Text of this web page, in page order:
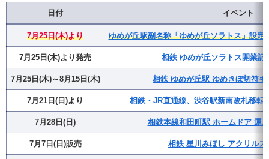
日付 イベント
7月25日(木)より ゆめが丘駅副名称「ゆめが丘ソラトス」設定
7月25日(木)より発売 相鉄 ゆめが丘ソラトス開業記
7月25日(木)～8月15日(木) 相鉄 ゆめが丘駅 ゆめきぼ切符
7月21日(日)より 相鉄・JR直通線、渋谷駅新南改札移転
7月28日(日) 相鉄本線和田町駅 ホームドア 運
7月7日(日)販売 相鉄 星川みほし アクリルス